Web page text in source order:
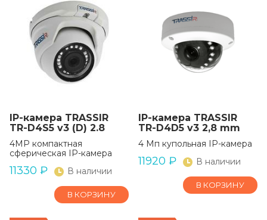
IP-камера TRASSIR
TR-D4S5 v3 (D) 2.8
4MP компактная
сферическая IP-камера
11330 ₽ В наличии
В КОРЗИНУ
IP-камера TRASSIR
TR-D4D5 v3 2,8 mm
4 Мп купольная IP-камера
11920 ₽ В наличии
В КОРЗИНУ